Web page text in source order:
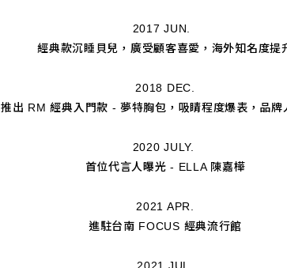
2017 JUN.
經典款沉睡貝兒，廣受顧客喜愛，海外知名度提
2018 DEC.
推出 RM 經典入門款 - 夢特胸包，吸睛程度爆表，品牌
2020 JULY.
首位代言人曝光 - ELLA 陳嘉樺
2021 APR.
進駐台南 FOCUS 經典流行館